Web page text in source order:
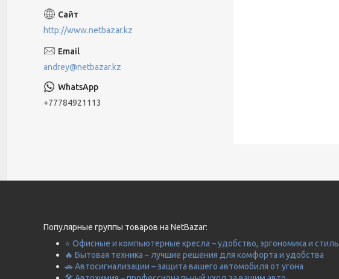
http://www.netbazar.kz
andrey@netbazar.kz
+77784921113
Популярные группы товаров на NetBazar:
⭐ Офисные и компьютерные кресла – удобство, эргономика и стиль
🔥 Бытовая техника – лучшие решения для комфорта и удобства
🚗 Автосигнализации – защита вашего автомобиля от угона